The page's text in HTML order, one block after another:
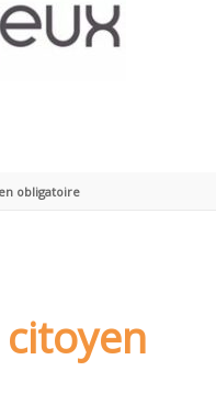
obligatoire